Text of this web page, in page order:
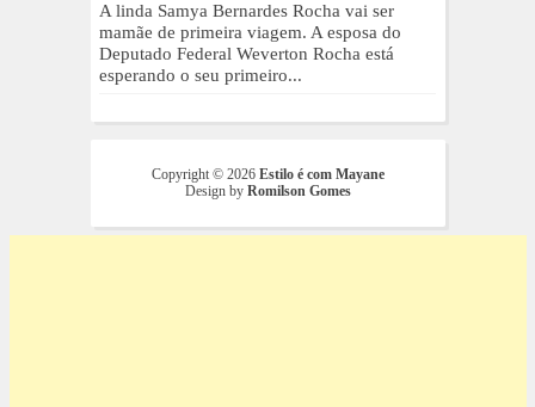
A linda Samya Bernardes Rocha vai ser
mamãe de primeira viagem. A esposa do
Deputado Federal Weverton Rocha está
esperando o seu primeiro...
Copyright © 2026 Estilo é com Mayane
Design by Romilson Gomes